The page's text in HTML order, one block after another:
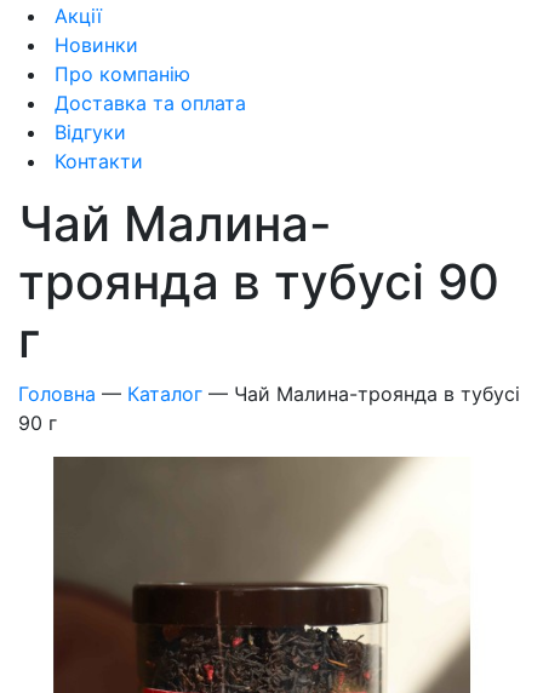
Акції
Новинки
Про компанію
Доставка та оплата
Відгуки
Контакти
Чай Малина-
троянда в тубусі 90
г
Головна — Каталог — Чай Малина-троянда в тубусі
90 г